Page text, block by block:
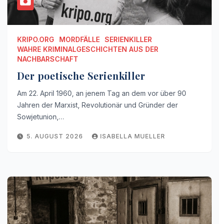
KRIPO.ORG MORDFÄLLE SERIENKILLER
WAHRE KRIMINALGESCHICHTEN AUS DER
NACHBARSCHAFT
Der poetische Serienkiller
Am 22. April 1960, an jenem Tag an dem vor über 90
Jahren der Marxist, Revolutionär und Gründer der
Sowjetunion,…
5. AUGUST 2026 ISABELLA MUELLER